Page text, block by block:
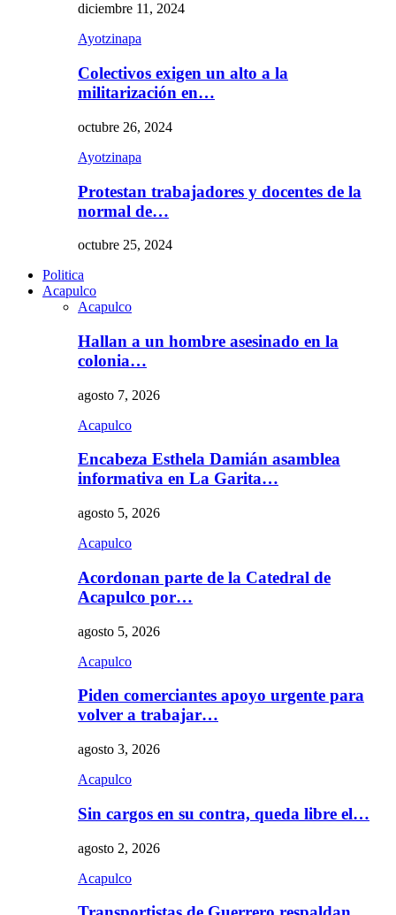
diciembre 11, 2024
Ayotzinapa
Colectivos exigen un alto a la
militarización en…
octubre 26, 2024
Ayotzinapa
Protestan trabajadores y docentes de la
normal de…
octubre 25, 2024
Politica
Acapulco
Acapulco
Hallan a un hombre asesinado en la
colonia…
agosto 7, 2026
Acapulco
Encabeza Esthela Damián asamblea
informativa en La Garita…
agosto 5, 2026
Acapulco
Acordonan parte de la Catedral de
Acapulco por…
agosto 5, 2026
Acapulco
Piden comerciantes apoyo urgente para
volver a trabajar…
agosto 3, 2026
Acapulco
Sin cargos en su contra, queda libre el…
agosto 2, 2026
Acapulco